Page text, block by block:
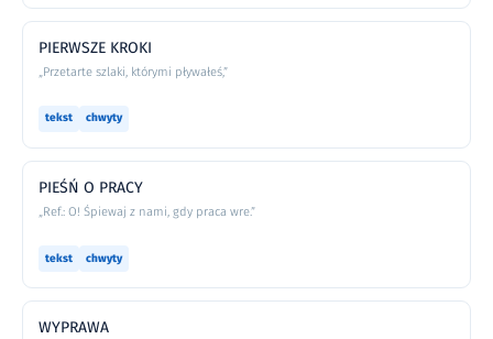
PIERWSZE KROKI
„Przetarte szlaki, którymi pływałeś,”
tekst chwyty
PIEŚŃ O PRACY
„Ref.: O! Śpiewaj z nami, gdy praca wre.”
tekst chwyty
WYPRAWA